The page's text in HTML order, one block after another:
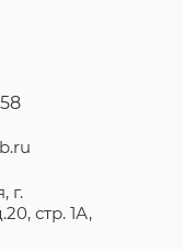
г.
стр. 1А,